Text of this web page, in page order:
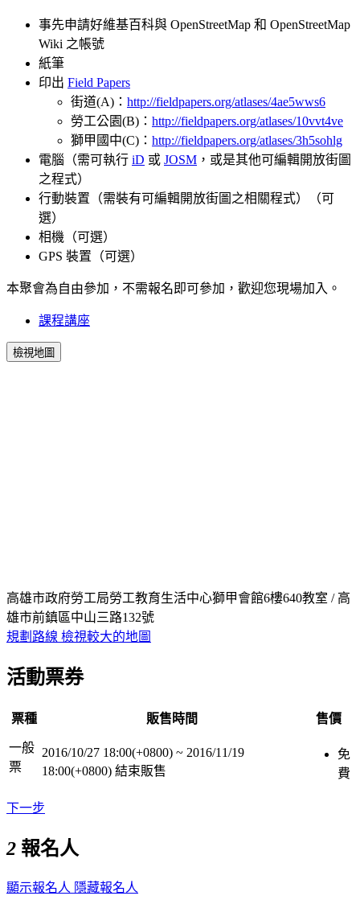
事先申請好維基百科與 OpenStreetMap 和 OpenStreetMap
Wiki 之帳號
紙筆
印出 Field Papers
街道(A)： http://fieldpapers.org/atlases/4ae5wws6
勞工公園(B)： http://fieldpapers.org/atlases/10vvt4ve
獅甲國中(C)： http://fieldpapers.org/atlases/3h5sohlg
電腦（需可執行 iD 或 JOSM ，或是其他可編輯開放街圖
之程式）
行動裝置（需裝有可編輯開放街圖之相關程式）（可
選）
相機（可選）
GPS 裝置（可選）
本聚會為自由參加，不需報名即可參加，歡迎您現場加入。
課程講座
檢視地圖
高雄市政府勞工局勞工教育生活中心獅甲會館6樓640教室 / 高
雄市前鎮區中山三路132號
規劃路線 檢視較大的地圖
活動票券
票種 販售時間 售價
一般
票
2016/10/27 18:00(+0800) ~ 2016/11/19
18:00(+0800) 結束販售
免
費
下一步
2 報名人
顯示報名人 隱藏報名人